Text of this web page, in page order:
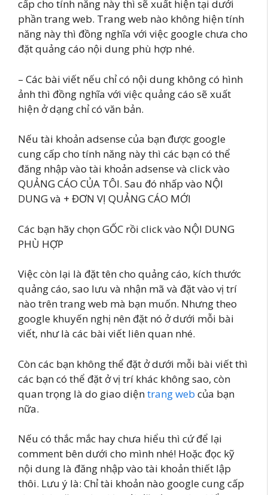
cấp cho tính năng này thì sẽ xuất hiện tại dưới
phần trang web. Trang web nào không hiện tính
năng này thì đồng nghĩa với việc google chưa cho
đặt quảng cáo nội dung phù hợp nhé.
– Các bài viết nếu chỉ có nội dung không có hình
ảnh thì đồng nghĩa với việc quảng cáo sẽ xuất
hiện ở dạng chỉ có văn bản.
Nếu tài khoản adsense của bạn được google
cung cấp cho tính năng này thì các bạn có thể
đăng nhập vào tài khoản adsense và click vào
QUẢNG CÁO CỦA TÔI. Sau đó nhấp vào NỘI
DUNG và + ĐƠN VỊ QUẢNG CÁO MỚI
Các bạn hãy chọn GỐC rồi click vào NỘI DUNG
PHÙ HỢP
Việc còn lại là đặt tên cho quảng cáo, kích thước
quảng cáo, sao lưu và nhận mã và đặt vào vị trí
nào trên trang web mà bạn muốn. Nhưng theo
google khuyến nghị nên đặt nó ở dưới mỗi bài
viết, như là các bài viết liên quan nhé.
Còn các bạn không thể đặt ở dưới mỗi bài viết thì
các bạn có thể đặt ở vị trí khác không sao, còn
quan trọng là do giao diệntrang web của bạn
nữa.
Nếu có thắc mắc hay chưa hiểu thì cứ để lại
comment bên dưới cho mình nhé! Hoặc đọc kỹ
nội dung là đăng nhập vào tài khoản thiết lập
thôi. Lưu ý là: Chỉ tài khoản nào google cung cấp